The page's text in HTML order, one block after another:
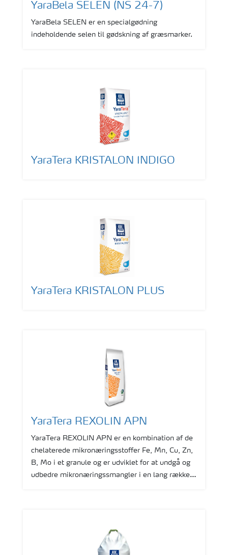
YaraBela SELEN (NS 24-7)
YaraBela SELEN er en specialgødning
indeholdende selen til gødskning af græsmarker.
YaraTera KRISTALON INDIGO
YaraTera KRISTALON PLUS
YaraTera REXOLIN APN
YaraTera REXOLIN APN er en kombination af de
chelaterede mikronæringsstoffer Fe, Mn, Cu, Zn,
B, Mo i et granule og er udviklet for at undgå og
udbedre mikronæringssmangler i en lang række